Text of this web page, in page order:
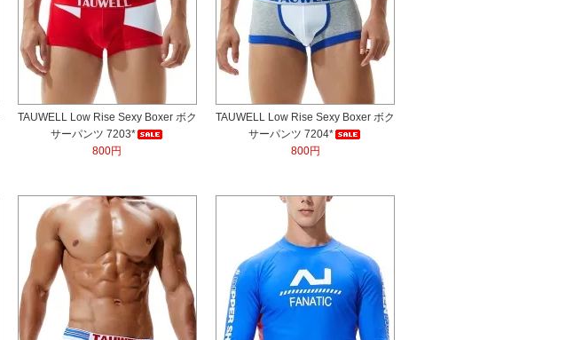
TAUWELL Low Rise Sexy Boxer ボク
サーパンツ 7203*
800円
TAUWELL Low Rise Sexy Boxer ボク
サーパンツ 7204*
800円